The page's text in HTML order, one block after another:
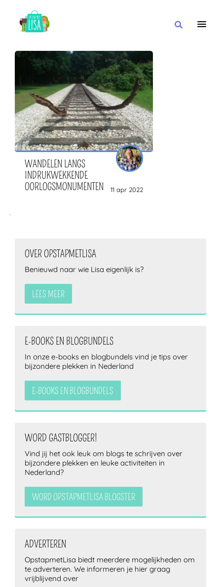
IN DE BUURT VAN
WANDELEN LANGS
INDRUKWEKKENDE
OORLOGSMONUMENTEN
11 apr 2022
OVER OPSTAPMETLISA
Benieuwd naar wie Lisa eigenlijk is?
LEES MEER
E-BOOKS EN BLOGBUNDELS
In onze e-books en blogbundels vind je tips over
bijzondere plekken in Nederland
E-BOOKS EN BLOGBUNDELS
WORD GASTBLOGGER!
Vind jij het ook leuk om blogs te schrijven over
bijzondere plekken en leuke activiteiten in
Nederland?
WORD OPSTAPMETLISA BLOGSTER
ADVERTEREN
OpstapmetLisa biedt meerdere mogelijkheden om
te adverteren. We informeren je hier graag
vrijblijvend over